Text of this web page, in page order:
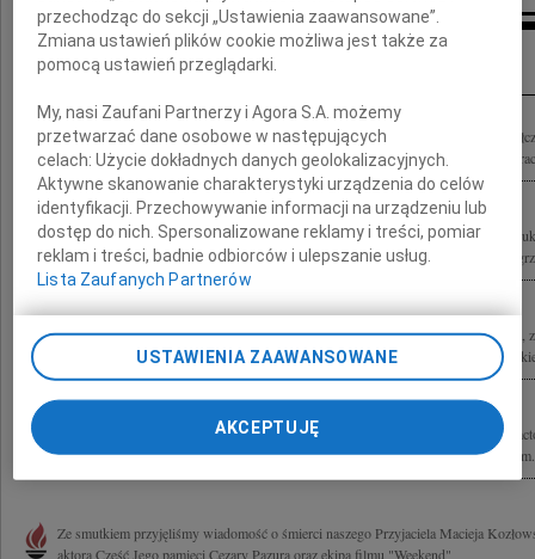
Inne kondolencje
Rodzinie, Przyjaciołom i całemu środowisku aktorskiemu serdeczne wyrazy
Aktora, naszego Kolegi Macieja Kozłowskiego przekazują Zarząd, członkowie i
Z głębokim żalem zawiadamiamy, że 11 maja 2010 roku zmarł Maciek Kozłowski
Uroczystości żałobne odbędą się 18 maja 2010 roku o godzinie 13.30 w domu
Z wielkim żalem i smutkiem przyjęliśmy wiadomość o śmierci naszego Przyjaciela,
wykładowcy Macieja Kozłowskiego Rodzinie składamy wyrazy szczerego i
Enterado de la triste noticia quisiera despedir a mi amigo Maciek Kozłowski gran
Para todos los Familiares mi sentido abrazo de condolencias Raul Lozano Z
Ze smutkiem przyjęliśmy wiadomość o śmierci naszego Przyjaciela Macieja
aktora Cześć Jego pamięci Cezary Pazura oraz ekipa filmu "Weekend"
przechodząc do sekcji „Ustawienia zaawansowane”.
Zmiana ustawień plików cookie możliwa jest także za
pomocą ustawień przeglądarki.
My, nasi Zaufani Partnerzy i Agora S.A. możemy
przetwarzać dane osobowe w następujących
celach:Użycie dokładnych danych geolokalizacyjnych.
Aktywne skanowanie charakterystyki urządzenia do celów
identyfikacji. Przechowywanie informacji na urządzeniu lub
dostęp do nich. Spersonalizowane reklamy i treści, pomiar
reklam i treści, badnie odbiorców i ulepszanie usług.
Lista Zaufanych Partnerów
USTAWIENIA ZAAWANSOWANE
AKCEPTUJĘ